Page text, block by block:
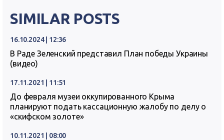
SIMILAR POSTS
16.10.2024 | 12:36
В Раде Зеленский представил План победы Украины
(видео)
17.11.2021 | 11:51
До февраля музеи оккупированного Крыма
планируют подать кассационную жалобу по делу о
«скифском золоте»
10.11.2021 | 08:00